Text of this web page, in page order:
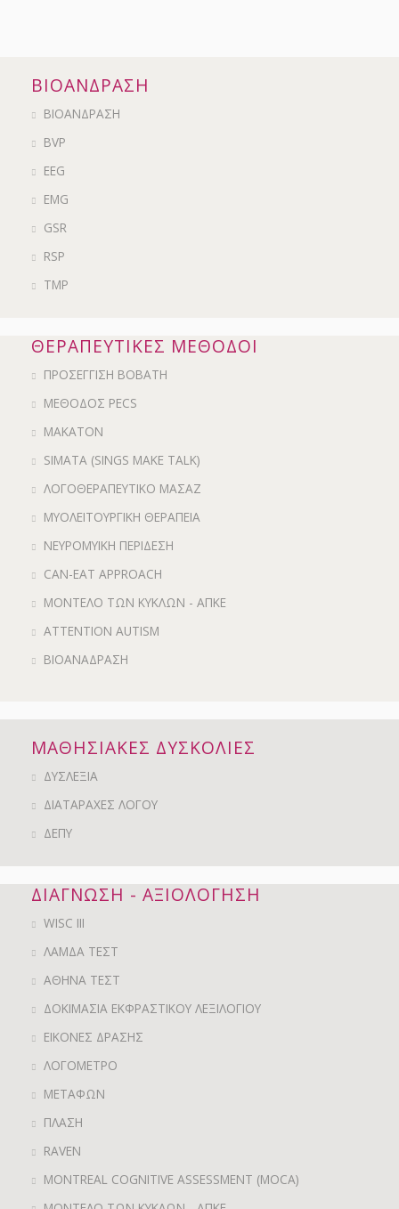
ΒΙΟΑΝΔΡΑΣΗ
ΒΙΟΑΝΔΡΑΣΗ
BVP
EEG
EMG
GSR
RSP
ΤΜΡ
ΘΕΡΑΠΕΥΤΙΚΕΣ ΜΕΘΟΔΟΙ
ΠΡΟΣΕΓΓΙΣΗ BOBATH
ΜΕΘΟΔΟΣ PECS
MAKATON
SIMATA (SINGS MAKE TALK)
ΛΟΓΟΘΕΡΑΠΕΥΤΙΚΟ ΜΑΣΑΖ
ΜΥΟΛΕΙΤΟΥΡΓΙΚΗ ΘΕΡΑΠΕΙΑ
ΝΕΥΡΟΜΥΙΚΗ ΠΕΡΙΔΕΣΗ
CAN-EAT APPROACH
ΜΟΝΤΕΛΟ ΤΩΝ ΚΥΚΛΩΝ - ΑΠΚΕ
ATTENTION AUTISM
ΒΙΟΑΝΑΔΡΑΣΗ
ΜΑΘΗΣΙΑΚΕΣ ΔΥΣΚΟΛΙΕΣ
ΔΥΣΛΕΞΙΑ
ΔΙΑΤΑΡΑΧΕΣ ΛΟΓΟΥ
ΔΕΠΥ
ΔΙΑΓΝΩΣΗ - ΑΞΙΟΛΟΓΗΣΗ
WISC III
ΛΑΜΔΑ ΤΕΣΤ
ΑΘΗΝΑ ΤΕΣΤ
ΔΟΚΙΜΑΣΙΑ ΕΚΦΡΑΣΤΙΚΟΥ ΛΕΞΙΛΟΓΙΟΥ
ΕΙΚΟΝΕΣ ΔΡΑΣΗΣ
ΛΟΓΟΜΕΤΡΟ
ΜΕΤΑΦΩΝ
ΠΛΑΣΗ
RAVEN
MONTREAL COGNITIVE ASSESSMENT (MOCA)